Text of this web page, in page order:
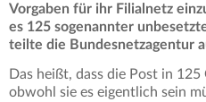
Vorgaben für ihr Filialnetz
es 125 sogenannter
teilte die Bundesnetzagentur
Das heißt, dass die Post in
obwohl sie es eigentlich sein